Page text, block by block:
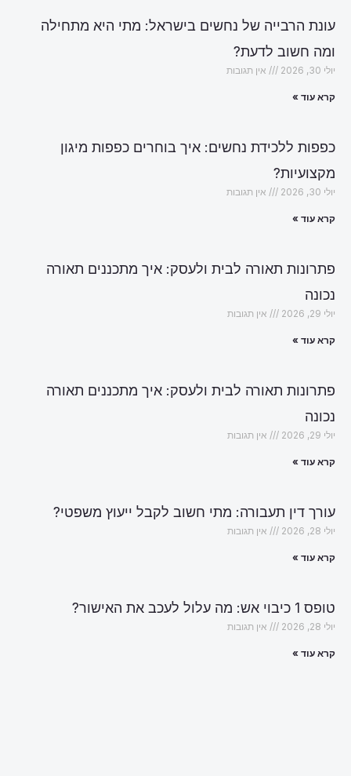
עונת הרבייה של נחשים בישראל: מתי היא מתחילה
ומה חשוב לדעת?
יולי 30, 2026 אין תגובות
קרא עוד »
כפפות ללכידת נחשים: איך בוחרים כפפות מיגון
מקצועיות?
יולי 30, 2026 אין תגובות
קרא עוד »
פתרונות תאורה לבית ולעסק: איך מתכננים תאורה
נכונה
יולי 29, 2026 אין תגובות
קרא עוד »
פתרונות תאורה לבית ולעסק: איך מתכננים תאורה
נכונה
יולי 29, 2026 אין תגובות
קרא עוד »
עורך דין תעבורה: מתי חשוב לקבל ייעוץ משפטי?
יולי 28, 2026 אין תגובות
קרא עוד »
טופס 1 כיבוי אש: מה עלול לעכב את האישור?
יולי 28, 2026 אין תגובות
קרא עוד »